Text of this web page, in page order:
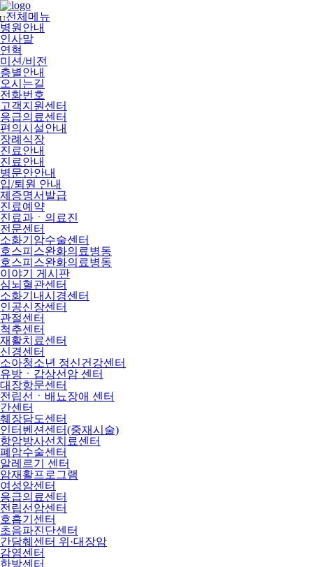
메
뉴
건
너
뛰
기
전체메뉴
병원안내
인사말
연혁
미션/비전
층별안내
오시는길
전화번호
고객지원센터
응급의료센터
편의시설안내
장례식장
진료안내
진료안내
병문안안내
입/퇴원 안내
제증명서발급
진료예약
진료과ㆍ의료진
전문센터
소화기암수술센터
호스피스완화의료병동
호스피스완화의료병동
이야기 게시판
심뇌혈관센터
소화기내시경센터
인공신장센터
관절센터
척추센터
재활치료센터
신경센터
소아청소년 정신건강센터
유방ㆍ갑상선암 센터
대장항문센터
전립선ㆍ배뇨장애 센터
간센터
췌장담도센터
인터벤션센터(중재시술)
항암방사선치료센터
폐암수술센터
알레르기 센터
암재활프로그램
여성암센터
응급의료센터
전립선암센터
호흡기센터
초음파진단센터
간담췌센터 위·대장암
감염센터
한방센터